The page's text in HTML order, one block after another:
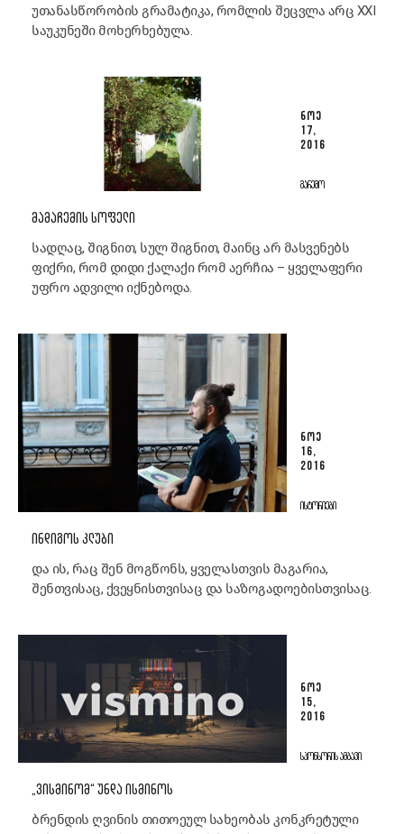
უთანასწორობის გრამატიკა, რომლის შეცვლა არც XXI
საუკუნეში მოხერხებულა.
ᲜᲝᲔ
17,
2016
ᲒᲐᲠᲔᲛᲝ
ᲛᲐᲛᲐᲩᲔᲛᲘᲡ ᲡᲝᲤᲔᲚᲘ
სადღაც, შიგნით, სულ შიგნით, მაინც არ მასვენებს
ფიქრი, რომ დიდი ქალაქი რომ აერჩია – ყველაფერი
უფრო ადვილი იქნებოდა.
ᲜᲝᲔ
16,
2016
ᲘᲡᲢᲝᲠᲘᲔᲑᲘ
ᲘᲜᲓᲘᲒᲝᲡ ᲙᲚᲣᲑᲘ
და ის, რაც შენ მოგწონს, ყველასთვის მაგარია,
შენთვისაც, ქვეყნისთვისაც და საზოგადოებისთვისაც.
ᲜᲝᲔ
15,
2016
ᲡᲞᲝᲜᲡᲝᲠᲘᲡ ᲐᲛᲑᲐᲕᲘ
„ᲕᲘᲡᲛᲘᲜᲝᲛ“ ᲣᲜᲓᲐ ᲘᲡᲛᲘᲜᲝᲡ
ბრენდის ღვინის თითოეულ სახეობას კონკრეტული